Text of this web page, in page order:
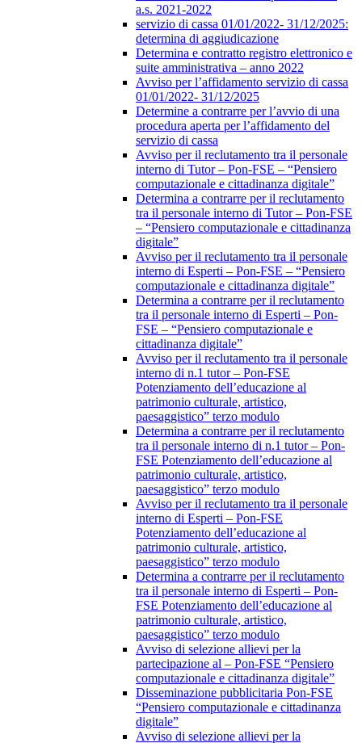
a.s. 2021-2022
servizio di cassa 01/01/2022- 31/12/2025:
determina di aggiudicazione
Determina e contratto registro elettronico e
suite amministrativa – anno 2022
Avviso per l’affidamento servizio di cassa
01/01/2022- 31/12/2025
Determine a contrarre per l’avvio di una
procedura aperta per l’affidamento del
servizio di cassa
Avviso per il reclutamento tra il personale
interno di Tutor – Pon-FSE – “Pensiero
computazionale e cittadinanza digitale”
Determina a contrarre per il reclutamento
tra il personale interno di Tutor – Pon-FSE
– “Pensiero computazionale e cittadinanza
digitale”
Avviso per il reclutamento tra il personale
interno di Esperti – Pon-FSE – “Pensiero
computazionale e cittadinanza digitale”
Determina a contrarre per il reclutamento
tra il personale interno di Esperti – Pon-
FSE – “Pensiero computazionale e
cittadinanza digitale”
Avviso per il reclutamento tra il personale
interno di n.1 tutor – Pon-FSE
Potenziamento dell’educazione al
patrimonio culturale, artistico,
paesaggistico” terzo modulo
Determina a contrarre per il reclutamento
tra il personale interno di n.1 tutor – Pon-
FSE Potenziamento dell’educazione al
patrimonio culturale, artistico,
paesaggistico” terzo modulo
Avviso per il reclutamento tra il personale
interno di Esperti – Pon-FSE
Potenziamento dell’educazione al
patrimonio culturale, artistico,
paesaggistico” terzo modulo
Determina a contrarre per il reclutamento
tra il personale interno di Esperti – Pon-
FSE Potenziamento dell’educazione al
patrimonio culturale, artistico,
paesaggistico” terzo modulo
Avviso di selezione allievi per la
partecipazione al – Pon-FSE “Pensiero
computazionale e cittadinanza digitale”
Disseminazione pubblicitaria Pon-FSE
“Pensiero computazionale e cittadinanza
digitale”
Avviso di selezione allievi per la